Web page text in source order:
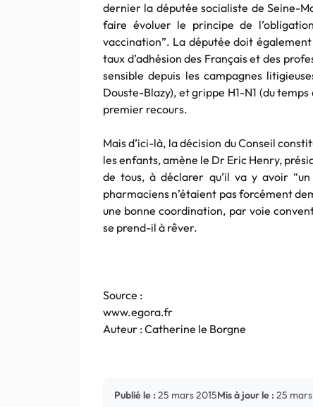
dernier la députée socialiste de Seine-
faire évoluer le principe de
vaccination”. La députée doit
taux d’adhésion des Français et des
sensible depuis les campagnes
Douste-Blazy), et grippe H1-N1 (du
premier recours.
Mais d’ici-là, la décision du Conseil
les enfants, amène le Dr Eric Henry,
de tous, à déclarer qu’il va y avoir
pharmaciens n’étaient pas forcément
une bonne coordination, par voie
se prend-il à rêver.
Source :
www.egora.fr
Auteur : Catherine le Borgne
Publié le : 25 mars 2015Mis à jour le : 25